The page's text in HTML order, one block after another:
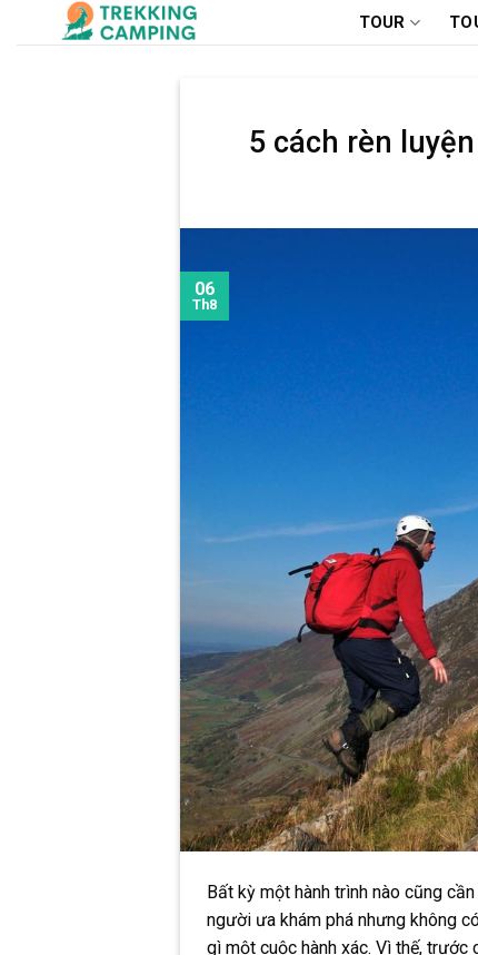
đến
TOUR
5 cách rèn
06
Th8
Bất kỳ một hành trình nào cũng
người ưa khám phá nhưng không
gì một cuộc hành xác. Vì thế,